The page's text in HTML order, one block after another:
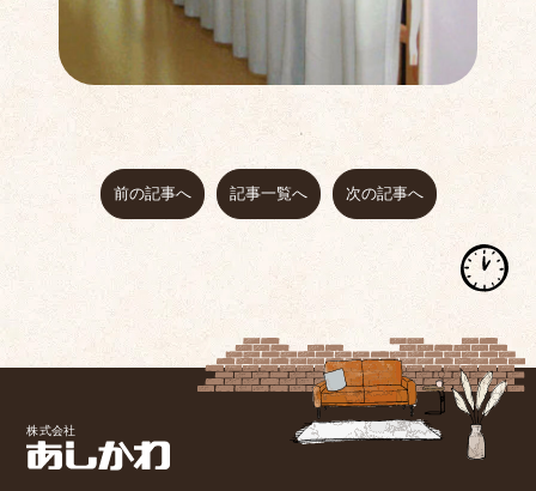
前の記事へ 記事一覧へ 次の記事へ